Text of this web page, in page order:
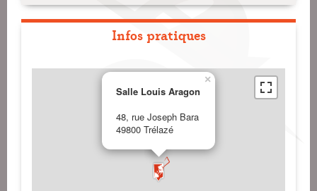
Infos pratiques
Salle Louis Aragon
48, rue Joseph Bara
49800 Trélazé
×